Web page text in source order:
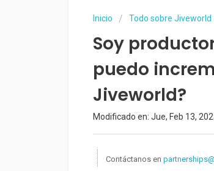
Inicio Todo sobre Jiveworld
Soy
puedo
Jiveworld?
Modificado en: Jue, Feb 13,
Contáctanos en